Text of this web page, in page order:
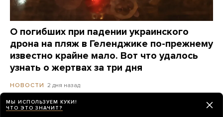
О погибших при падении украинского
дрона на пляж в Геленджике по-прежнему
известно крайне мало. Вот что удалось
узнать о жертвах за три дня
НОВОСТИ 2 дня назад
МЫ ИСПОЛЬЗУЕМ КУКИ!
ЧТО ЭТО ЗНАЧИТ?